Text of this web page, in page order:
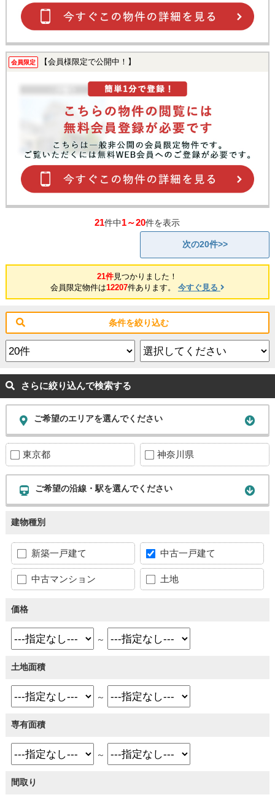
会員限定 【会員様限定で公開中！】
21件中1～20件を表示
次の20件>>
21件見つかりました！
会員限定物件は12207件あります。 今すぐ見る
条件を絞り込む
さらに絞り込んで検索する
ご希望のエリアを選んでください
東京都 神奈川県
ご希望の沿線・駅を選んでください
建物種別
新築一戸建て 中古一戸建て
中古マンション 土地
価格
～
土地面積
～
専有面積
～
間取り